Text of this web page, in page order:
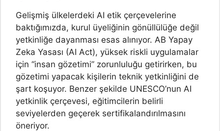
Gelişmiş ülkelerdeki AI etik çerçevelerine
baktığımızda, kurul üyeliğinin gönüllülüğe değil
yetkinliğe dayanması esas alınıyor. AB Yapay
Zeka Yasası (AI Act), yüksek riskli uygulamalar
için “insan gözetimi” zorunluluğu getirirken, bu
gözetimi yapacak kişilerin teknik yetkinliğini de
şart koşuyor. Benzer şekilde UNESCO’nun AI
yetkinlik çerçevesi, eğitimcilerin belirli
seviyelerden geçerek sertifikalandırılmasını
öneriyor.